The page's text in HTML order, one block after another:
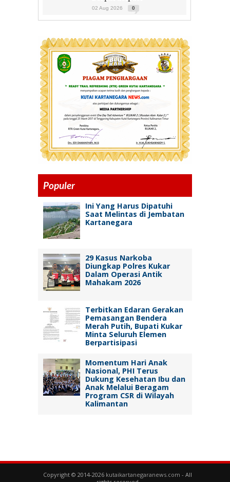
02 Aug 2026 0
Populer
Ini Yang Harus Dipatuhi
Saat Melintas di Jembatan
Kartanegara
29 Kasus Narkoba
Diungkap Polres Kukar
Dalam Operasi Antik
Mahakam 2026
Terbitkan Edaran Gerakan
Pemasangan Bendera
Merah Putih, Bupati Kukar
Minta Seluruh Elemen
Berpartisipasi
Momentum Hari Anak
Nasional, PHI Terus
Dukung Kesehatan Ibu dan
Anak Melalui Beragam
Program CSR di Wilayah
Kalimantan
Copyright © 2014-2026 kutaikartanegaranews.com - All